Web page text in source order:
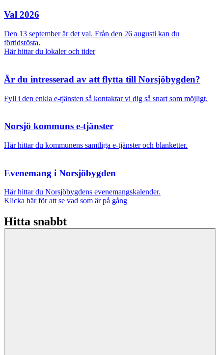
Val 2026
Den 13 september är det val. Från den 26 augusti kan du
förtidsrösta.
Här hittar du lokaler och tider
Är du intresserad av att flytta till Norsjöbygden?
Fyll i den enkla e-tjänsten så kontaktar vi dig så snart som möjligt.
Norsjö kommuns e-tjänster
Här hittar du kommunens samtliga e-tjänster och blanketter.
Evenemang i Norsjöbygden
Här hittar du Norsjöbygdens evenemangskalender.
Klicka här för att se vad som är på gång
Hitta snabbt